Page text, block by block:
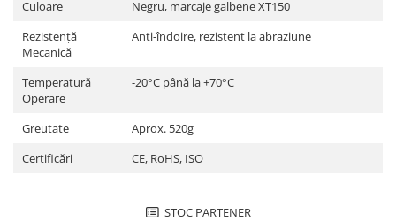
Pachete sisteme fotovoltaice
Statii de incarcare vehicule
electrice
Statii de incarcare
Cabluri de incarcare vehicule
Culoare
Negru, marcaje galbene XT150
Rezistență
Mecanică
Anti-îndoire, rezistent la abraziune
Temperatură
Operare
-20°C până la +70°C
Greutate
Aprox. 520g
Certificări
CE, RoHS, ISO
STOC PARTENER